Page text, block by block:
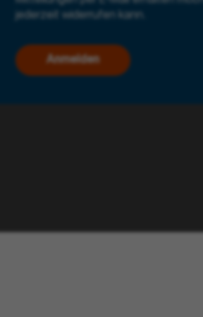
jederzeit widerrufen kann.
Anmelden